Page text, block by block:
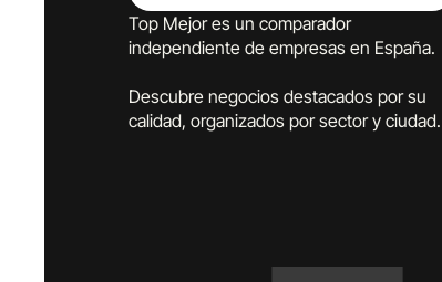
Top Mejor es un comparador
independiente de empresas en España.
Descubre negocios destacados por su
calidad, organizados por sector y ciudad.